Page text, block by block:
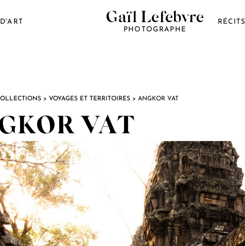
Gaïl Lefebvre
PHOTOGRAPHE
RÉCITS
> VOYAGES ET TERRITOIRES> ANGKOR VAT
VAT